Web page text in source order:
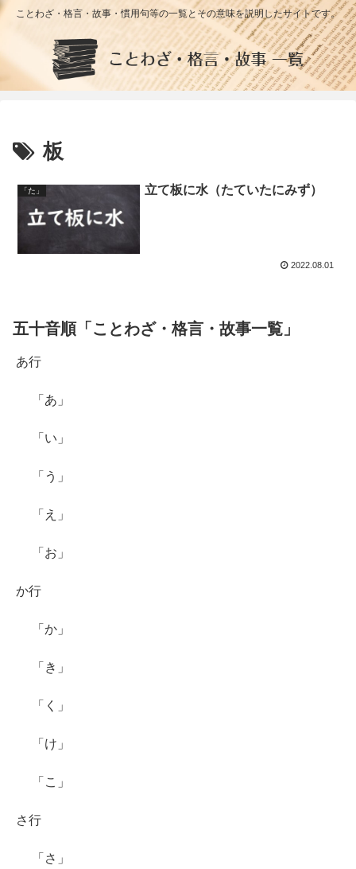
ことわざ・格言・故事・慣用句等の一覧とその意味を説明したサイトです。
板
「た」 立て板に水（たていたにみず）
2022.08.01
五十音順「ことわざ・格言・故事一覧」
あ行
「あ」
「い」
「う」
「え」
「お」
か行
「か」
「き」
「く」
「け」
「こ」
さ行
「さ」